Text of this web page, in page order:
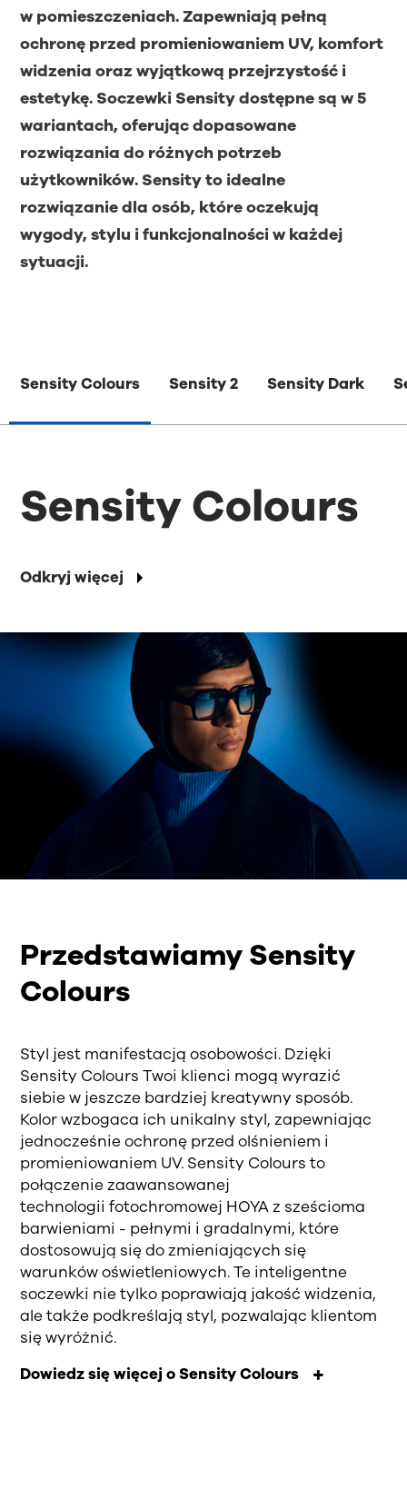
w pomieszczeniach. Zapewniają pełną
ochronę przed promieniowaniem UV, komfort
widzenia oraz wyjątkową przejrzystość i
estetykę. Soczewki Sensity dostępne są w 5
wariantach, oferując dopasowane
rozwiązania do różnych potrzeb
użytkowników. Sensity to idealne
rozwiązanie dla osób, które oczekują
wygody, stylu i funkcjonalności w każdej
sytuacji.
Sensity Colours Sensity 2 Sensity Dark
Sensity Colours
Odkryj więcej
Przedstawiamy Sensity
Colours
Styl jest manifestacją osobowości. Dzięki
Sensity Colours Twoi klienci mogą wyrazić
siebie w jeszcze bardziej kreatywny sposób.
Kolor wzbogaca ich unikalny styl, zapewniając
jednocześnie ochronę przed olśnieniem i
promieniowaniem UV. Sensity Colours to
połączenie zaawansowanej
technologii fotochromowej HOYA z sześcioma
barwieniami - pełnymi i gradalnymi, które
dostosowują się do zmieniających się
warunków oświetleniowych. Te inteligentne
soczewki nie tylko poprawiają jakość widzenia,
ale także podkreślają styl, pozwalając klientom
się wyróżnić.
Dowiedz się więcej o Sensity Colours